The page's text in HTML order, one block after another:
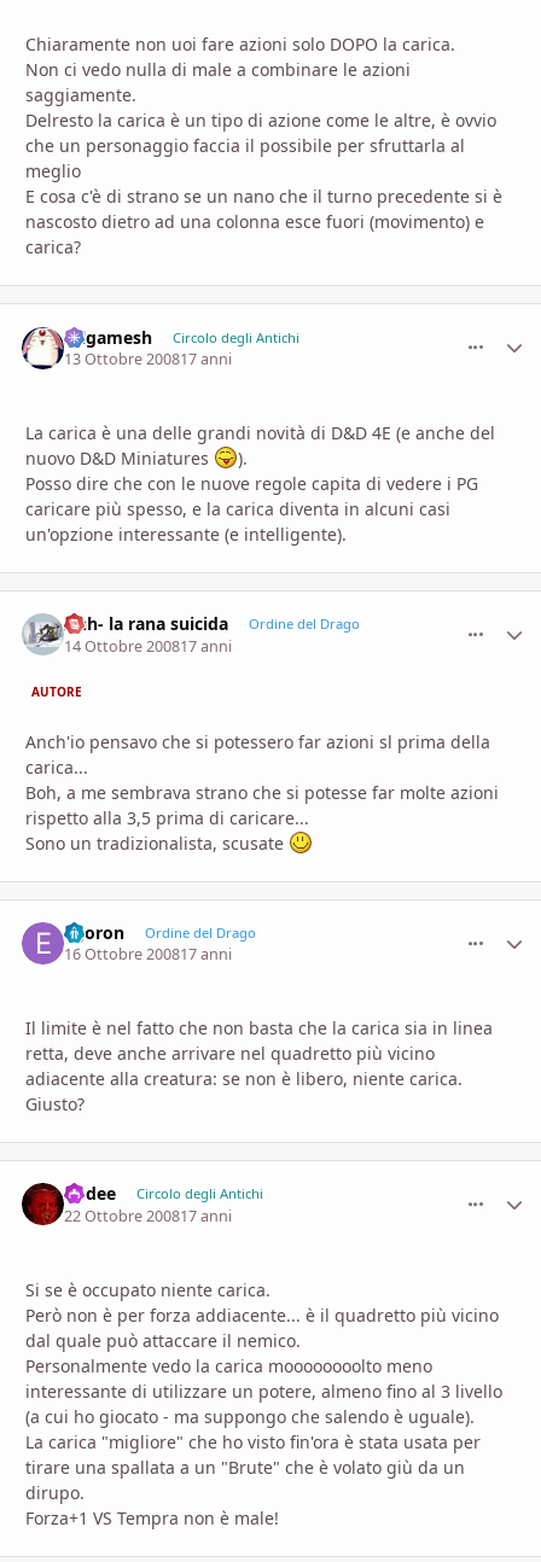
Chiaramente non uoi fare azioni solo DOPO la carica.
Non ci vedo nulla di male a combinare le azioni
saggiamente.
Delresto la carica è un tipo di azione come le altre, è ovvio
che un personaggio faccia il possibile per sfruttarla al
meglio
E cosa c'è di strano se un nano che il turno precedente si è
nascosto dietro ad una colonna esce fuori (movimento) e
carica?
Gilgamesh Circolo degli Antichi
13 Ottobre 200817 anni
La carica è una delle grandi novità di D&D 4E (e anche del
nuovo D&D Miniatures
).
Posso dire che con le nuove regole capita di vedere i PG
caricare più spesso, e la carica diventa in alcuni casi
un'opzione interessante (e intelligente).
Anh- la rana suicida Ordine del Drago
14 Ottobre 200817 anni
AUTORE
Anch'io pensavo che si potessero far azioni sl prima della
carica...
Boh, a me sembrava strano che si potesse far molte azioni
rispetto alla 3,5 prima di caricare...
Sono un tradizionalista, scusate
egoron Ordine del Drago
16 Ottobre 200817 anni
Il limite è nel fatto che non basta che la carica sia in linea
retta, deve anche arrivare nel quadretto più vicino
adiacente alla creatura: se non è libero, niente carica.
Giusto?
kodee Circolo degli Antichi
22 Ottobre 200817 anni
Si se è occupato niente carica.
Però non è per forza addiacente... è il quadretto più vicino
dal quale può attaccare il nemico.
Personalmente vedo la carica moooooooolto meno
interessante di utilizzare un potere, almeno fino al 3 livello
(a cui ho giocato - ma suppongo che salendo è uguale).
La carica "migliore" che ho visto fin'ora è stata usata per
tirare una spallata a un "Brute" che è volato giù da un
dirupo.
Forza+1 VS Tempra non è male!